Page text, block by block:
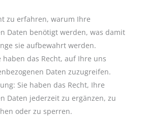
zu erfahren, warum Ihre
Daten benötigt werden, was damit
sie aufbewahrt werden.
das Recht, auf Ihre uns
Daten zuzugreifen.
Sie haben das Recht, Ihre
Daten jederzeit zu ergänzen, zu
oder zu sperren.